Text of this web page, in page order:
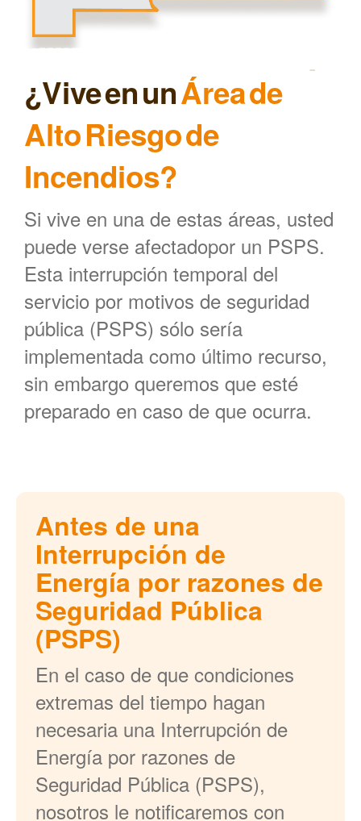
¿Vive en unÁrea de
Alto Riesgo de
Incendios?
Si vive en una de estas áreas, usted
puede verse afectadopor un PSPS.
Esta interrupción temporal del
servicio por motivos de seguridad
pública (PSPS) sólo sería
implementada como último recurso,
sin embargo queremos que esté
preparado en caso de que ocurra.
Antes de una
Interrupción de
Energía por razones de
Seguridad Pública
(PSPS)
En el caso de que condiciones
extremas del tiempo hagan
necesaria una Interrupción de
Energía por razones de
Seguridad Pública (PSPS),
nosotros le notificaremos con